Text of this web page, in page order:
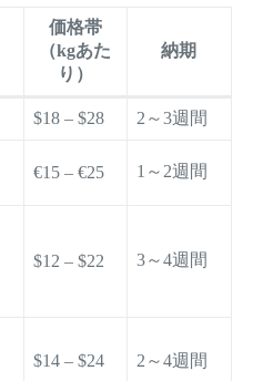
価格帯
（kgあた
り）
納期
$18 – $28 2～3週間
€15 – €25 1～2週間
$12 – $22 3～4週間
$14 – $24 2～4週間